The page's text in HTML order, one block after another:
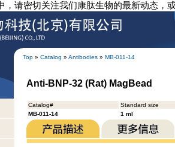
，请密切关注我们康肽生物的最新动态，
Top » Catalog » Antibodies » MB-011-14
Anti-BNP-32 (Rat) MagBead
Catalog#
Standard size
MB-011-14
1 ml